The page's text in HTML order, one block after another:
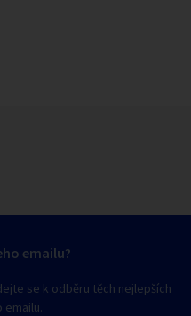
emailu?
se k odběru těch nejlepších
emailu.